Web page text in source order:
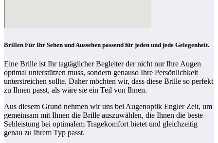
Brillen Für Ihr Sehen und Aussehen passend für jeden und jede Gelegenheit.
Eine Brille ist Ihr tagtäglicher Begleiter der nicht nur Ihre Augen
optimal unterstützen muss, sondern genauso Ihre Persönlichkeit
unterstreichen sollte. Daher möchten wir, dass diese Brille so perfekt
zu Ihnen passt, als wäre sie ein Teil von Ihnen.
Aus diesem Grund nehmen wir uns bei Augenoptik Engler Zeit, um
gemeinsam mit Ihnen die Brille auszuwählen, die Ihnen die beste
Sehleistung bei optimalem Tragekomfort bietet und gleichzeitig
genau zu Ihrem Typ passt.